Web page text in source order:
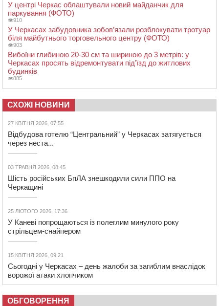
У центрі Черкас облаштували новий майданчик для
паркування (ФОТО)
910
У Черкасах забудовника зобов’язали розблокувати тротуар
біля майбутнього торговельного центру (ФОТО)
903
Вибоїни глибиною 20-30 см та шириною до 3 метрів: у
Черкасах просять відремонтувати під’їзд до житлових
будинків
885
СХОЖІ НОВИНИ
27 КВІТНЯ 2026, 07:55
Відбудова готелю “Центральний” у Черкасах затягується
через неста...
03 ТРАВНЯ 2026, 08:45
Шість російських БпЛА знешкодили сили ППО на
Черкащині
25 ЛЮТОГО 2026, 17:36
У Каневі попрощаються із полеглим минулого року
стрільцем-снайпером
15 КВІТНЯ 2026, 09:21
Сьогодні у Черкасах – день жалоби за загиблим внаслідок
ворожої атаки хлопчиком
ОБГОВОРЕННЯ